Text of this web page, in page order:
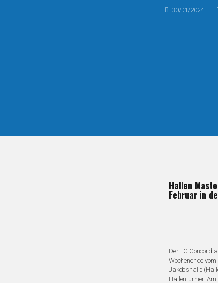
30/01/2024
Hallen
Februar in
Der FC
Wochenende
Jakobshalle
Hallenturnier.